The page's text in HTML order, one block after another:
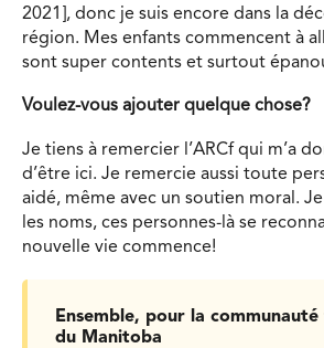
2021], donc je suis encore dans la
région. Mes enfants commencent à
sont super contents et surtout
Voulez-vous ajouter quelque chose?
Je tiens à remercier l’ARCf qui m’a
d’être ici. Je remercie aussi toute
aidé, même avec un soutien moral.
les noms, ces personnes-là se
nouvelle vie commence!
Ensemble, pour la
du Manitoba